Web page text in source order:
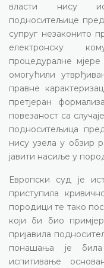
власти нису
подноситељице
супруг незаконито
електронску
процедуралне
омогућили
правне
претјеран
повезаност са
подноситељица
нису узела у обзир
јавити насиље у
Европски суд је
приступила
породици те тако
који би био
пријавила
понашања је
испитивање